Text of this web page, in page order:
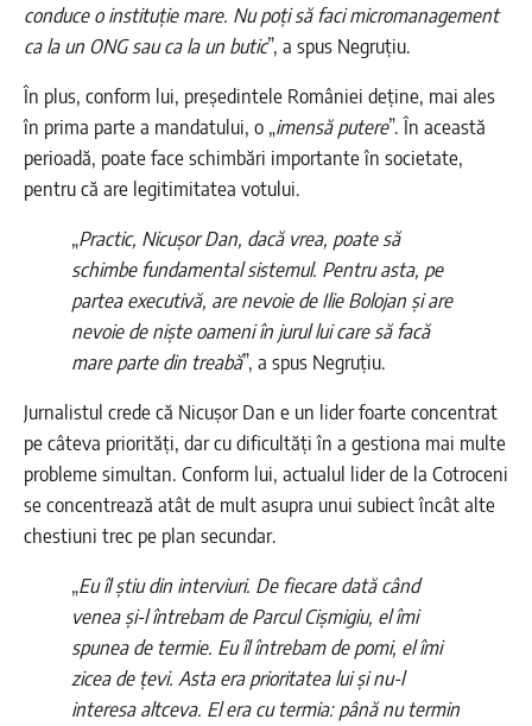
conduce o instituție mare. Nu poți să faci micromanagement
ca la un ONG sau ca la un butic”, a spus Negruțiu.
În plus, conform lui, președintele României deține, mai ales
în prima parte a mandatului, o „imensă putere”. În această
perioadă, poate face schimbări importante în societate,
pentru că are legitimitatea votului.
„Practic, Nicușor Dan, dacă vrea, poate să
schimbe fundamental sistemul. Pentru asta, pe
partea executivă, are nevoie de Ilie Bolojan și are
nevoie de niște oameni în jurul lui care să facă
mare parte din treabă”, a spus Negruțiu.
Jurnalistul crede că Nicușor Dan e un lider foarte concentrat
pe câteva priorități, dar cu dificultăți în a gestiona mai multe
probleme simultan. Conform lui, actualul lider de la Cotroceni
se concentrează atât de mult asupra unui subiect încât alte
chestiuni trec pe plan secundar.
„Eu îl știu din interviuri. De fiecare dată când
venea și-l întrebam de Parcul Cișmigiu, el îmi
spunea de termie. Eu îl întrebam de pomi, el îmi
zicea de țevi. Asta era prioritatea lui și nu-l
interesa altceva. El era cu termia: până nu termin